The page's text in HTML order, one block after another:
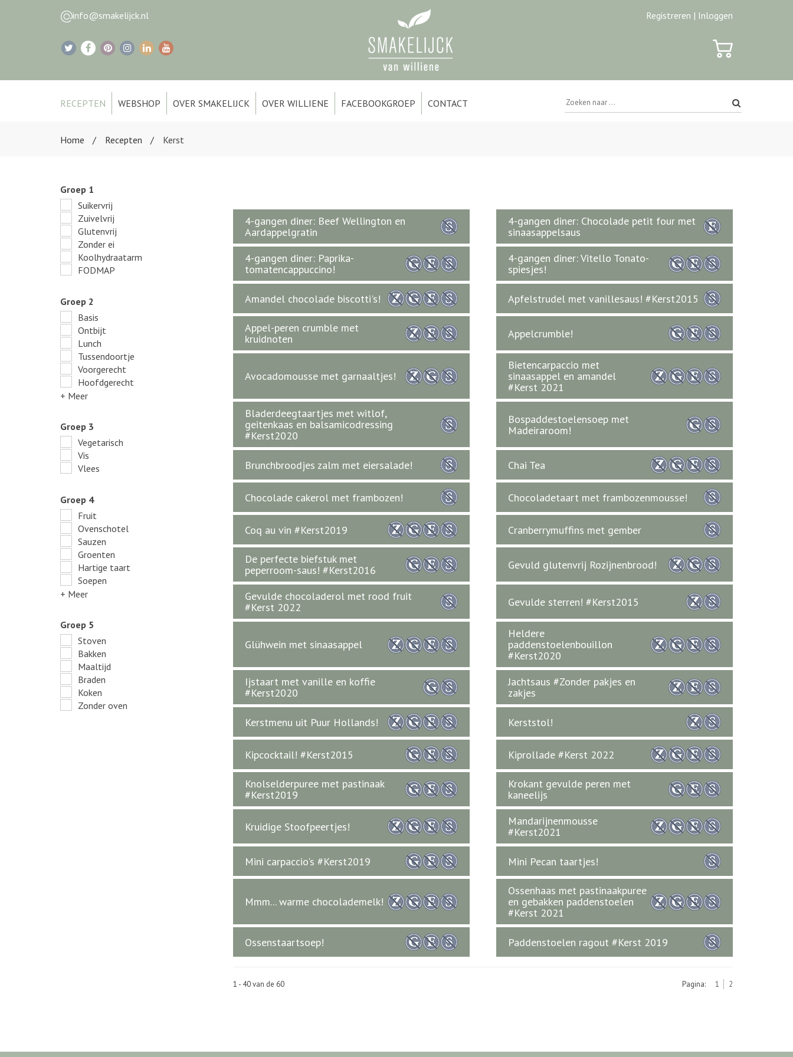
info@smakelijck.nl Registreren | Inloggen
RECEPTEN WEBSHOP OVER SMAKELIJCK OVER WILLIENE FACEBOOKGROEP CONTACT
Home Recepten Kerst
Groep 1
Suikervrij
Zuivelvrij
Glutenvrij
Zonder ei
Koolhydraatarm
FODMAP
Groep 2
Basis
Ontbijt
Lunch
Tussendoortje
Voorgerecht
Hoofdgerecht
+ Meer
Groep 3
Vegetarisch
Vis
Vlees
Groep 4
Fruit
Ovenschotel
Sauzen
Groenten
Hartige taart
Soepen
+ Meer
Groep 5
Stoven
Bakken
Maaltijd
Braden
Koken
Zonder oven
4-gangen diner: Beef Wellington en
Aardappelgratin
4-gangen diner: Chocolade petit four met
sinaasappelsaus
4-gangen diner: Paprika-
tomatencappuccino!
4-gangen diner: Vitello Tonato-
spiesjes!
Amandel chocolade biscotti's! Apfelstrudel met vanillesaus! #Kerst2015
Appel-peren crumble met
kruidnoten
Appelcrumble!
Avocadomousse met garnaaltjes!
Bietencarpaccio met
sinaasappel en amandel
#Kerst 2021
Bladerdeegtaartjes met witlof,
geitenkaas en balsamicodressing
#Kerst2020
Bospaddestoelensoep met
Madeiraroom!
Brunchbroodjes zalm met eiersalade! Chai Tea
Chocolade cakerol met frambozen! Chocoladetaart met frambozenmousse!
Coq au vin #Kerst2019 Cranberrymuffins met gember
De perfecte biefstuk met
peperroom-saus! #Kerst2016
Gevuld glutenvrij Rozijnenbrood!
Gevulde chocoladerol met rood fruit
#Kerst 2022
Gevulde sterren! #Kerst2015
Glühwein met sinaasappel
Heldere
paddenstoelenbouillon
#Kerst2020
Ijstaart met vanille en koffie
#Kerst2020
Jachtsaus #Zonder pakjes en
zakjes
Kerstmenu uit Puur Hollands! Kerststol!
Kipcocktail! #Kerst2015 Kiprollade #Kerst 2022
Knolselderpuree met pastinaak
#Kerst2019
Krokant gevulde peren met
kaneelijs
Kruidige Stoofpeertjes!
Mandarijnenmousse
#Kerst2021
Mini carpaccio's #Kerst2019 Mini Pecan taartjes!
Mmm... warme chocolademelk!
Ossenhaas met pastinaakpuree
en gebakken paddenstoelen
#Kerst 2021
Ossenstaartsoep! Paddenstoelen ragout #Kerst 2019
1 - 40 van de 60 Pagina: 1 2